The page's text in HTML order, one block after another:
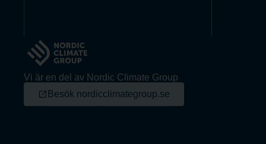
Vi är en del av Nordic Climate Group
Besök nordicclimategroup.se